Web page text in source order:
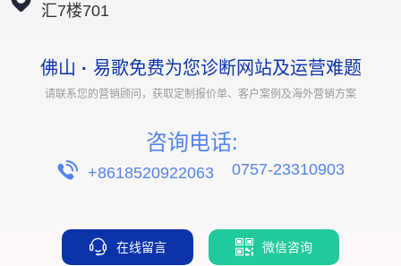
汇7楼701
佛山 · 易歌免费为您诊断网站及运营难题
请联系您的营销顾问，获取定制报价单、客户案例及海外营销方案
咨询电话:
+8618520922063 0757-23310903
在线留言 微信咨询